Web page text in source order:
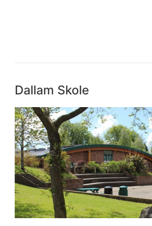
Dallam Skole